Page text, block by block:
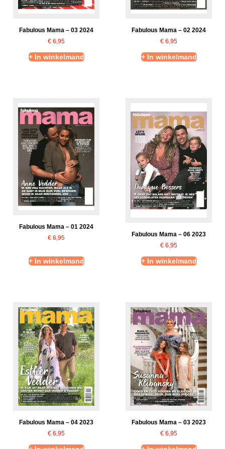
Fabulous Mama – 03 2024
€ 6,95
+ In winkelmand
Fabulous Mama – 02 2024
€ 6,95
+ In winkelmand
Fabulous Mama – 01 2024
€ 6,95
+ In winkelmand
Fabulous Mama – 06 2023
€ 6,95
+ In winkelmand
Fabulous Mama – 04 2023
€ 6,95
Fabulous Mama – 03 2023
€ 6,95